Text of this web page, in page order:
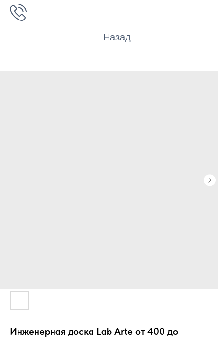
Назад
Инженерная доска Lab Arte от 400 до